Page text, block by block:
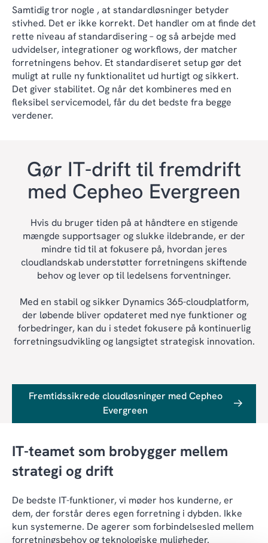
Samtidig tror nogle , at standardløsninger betyder
stivhed. Det er ikke korrekt. Det handler om at finde det
rette niveau af standardisering – og så arbejde med
udvidelser, integrationer og workflows, der matcher
forretningens behov. Et standardiseret setup gør det
muligt at rulle ny funktionalitet ud hurtigt og sikkert.
Det giver stabilitet. Og når det kombineres med en
fleksibel servicemodel, får du det bedste fra begge
verdener.
Gør IT-drift til fremdrift
med Cepheo Evergreen
Hvis du bruger tiden på at håndtere en stigende
mængde supportsager og slukke ildebrande, er der
mindre tid til at fokusere på, hvordan jeres
cloudlandskab understøtter forretningens skiftende
behov og lever op til ledelsens forventninger.
Med en stabil og sikker Dynamics 365-cloudplatform,
der løbende bliver opdateret med nye funktioner og
forbedringer, kan du i stedet fokusere på kontinuerlig
forretningsudvikling og langsigtet strategisk innovation.
Fremtidssikrede cloudløsninger med Cepheo
Evergreen
IT-teamet som brobygger mellem
strategi og drift
De bedste IT-funktioner, vi møder hos kunderne, er
dem, der forstår deres egen forretning i dybden. Ikke
kun systemerne. De agerer som forbindelsesled mellem
forretningsbehov og teknologiske muligheder.